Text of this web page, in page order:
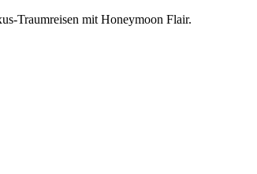
Traumreisen mit Honeymoon Flair.